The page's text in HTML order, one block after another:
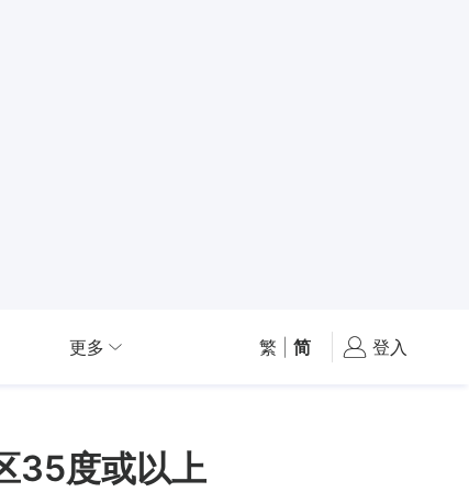
更多 繁 简 登入
35度或以上